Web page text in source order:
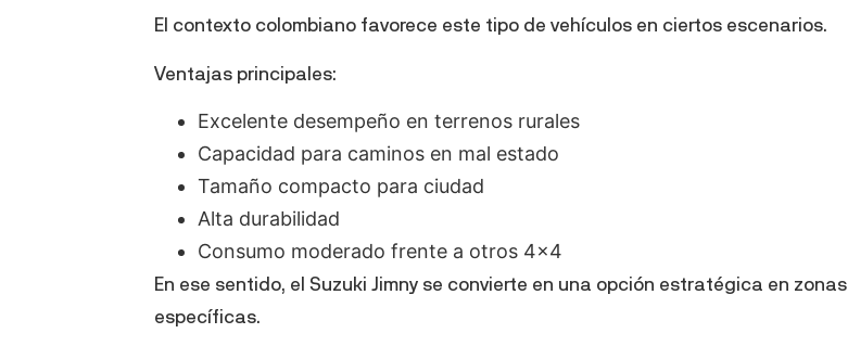
El contexto colombiano favorece este tipo de vehículos en ciertos escenarios.
Ventajas principales:
Excelente desempeño en terrenos rurales
Capacidad para caminos en mal estado
Tamaño compacto para ciudad
Alta durabilidad
Consumo moderado frente a otros 4×4
En ese sentido, el Suzuki Jimny se convierte en una opción estratégica en zonas
específicas.